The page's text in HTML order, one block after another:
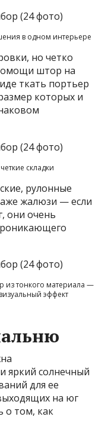
в одном интерьере
но четко
штор на
ткать портьер
которых и
складки
рулонные
жалюзи — если
они очень
из тонкого материала —
эффект
яркий солнечный
для ее
на юг
о том, как